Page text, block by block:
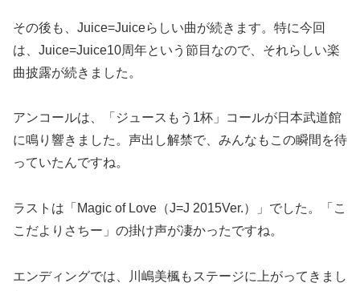
その後も、Juice=Juiceらしい曲が続きます。特に今回
は、Juice=Juice10周年という節目なので、それらしい楽
曲披露が続きました。
アンコールは、「ジュースもう1杯」コールが日本武道館
に鳴り響きました。声出し解禁で、みんなもこの瞬間を待
っていたんですね。
ラストは「Magic of Love（J=J 2015Ver.）」でした。「こ
こだよりさちー」の掛け声が凄かったですね。
エンディングでは、川嶋美楓もステージに上がってきまし